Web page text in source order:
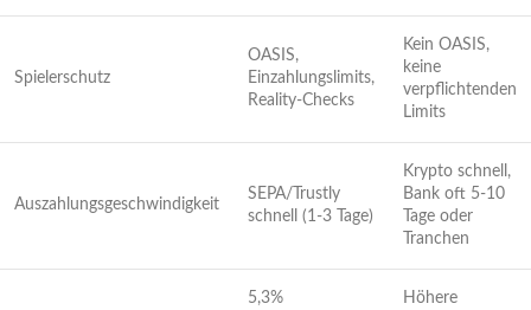
Spielerschutz
OASIS,
Einzahlungslimits,
Reality-Checks
Kein OASIS,
keine
verpflichtenden
Limits
Auszahlungsgeschwindigkeit
SEPA/Trustly
schnell (1-3 Tage)
Krypto schnell,
Bank oft 5-10
Tage oder
Tranchen
5,3%
Höhere